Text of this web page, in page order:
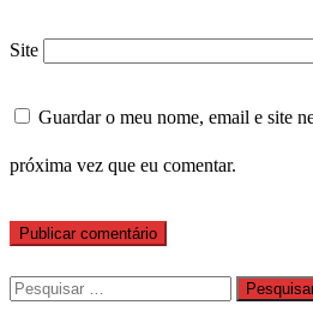
Site
Guardar o meu nome, email e site
próxima vez que eu comentar.
Pesquisar
por: